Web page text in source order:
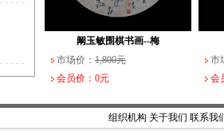
3,000元
会员价：0元
阚玉敏围棋书画--梅
市场价： 1,800元
会员价：0元
市
会
组织机构 关于我们 联系我